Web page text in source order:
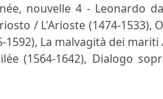
nouvelle 4 - Leonardo
/ L'Arioste (1474-1533),
1592), La malvagità dei
(1564-1642), Dialogo